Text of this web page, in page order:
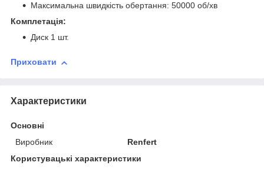
Максимальна швидкість обертання: 50000 об/хв
Комплетація:
Диск 1 шт.
Приховати
Характеристики
Основні
Виробник
Renfert
Користувацькі характеристики